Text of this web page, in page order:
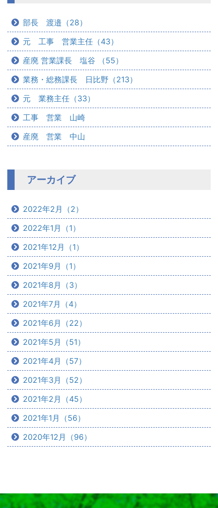
部長 渡邉（28）
元 工事 営業主任（43）
産廃 営業課長 塩谷 （55）
業務・総務課長 日比野（213）
元 業務主任（33）
工事 営業 山崎
産廃 営業 中山
アーカイブ
2022年2月（2）
2022年1月（1）
2021年12月（1）
2021年9月（1）
2021年8月（3）
2021年7月（4）
2021年6月（22）
2021年5月（51）
2021年4月（57）
2021年3月（52）
2021年2月（45）
2021年1月（56）
2020年12月（96）